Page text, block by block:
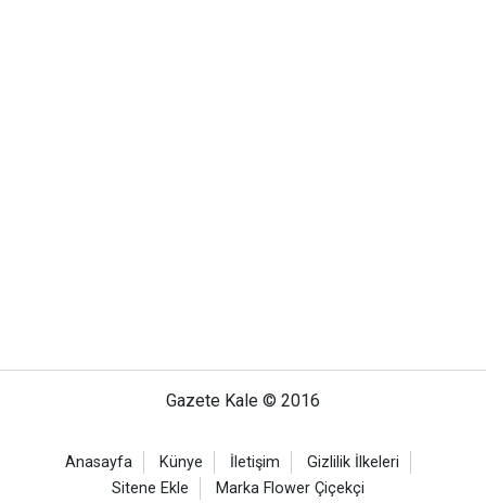
Gazete Kale © 2016
Anasayfa Künye İletişim
Gizlilik İlkeleri
Sitene Ekle
Marka Flower Çiçekçi